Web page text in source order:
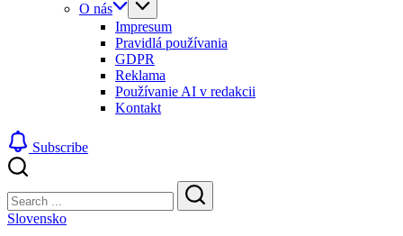
O nás
Impresum
Pravidlá používania
GDPR
Reklama
Používanie AI v redakcii
Kontakt
Subscribe
Search
Search
Slovensko